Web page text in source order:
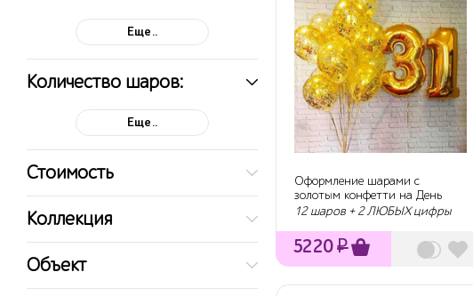
Еще..
Количество шаров:
Еще..
Стоимость
Коллекция
Объект
Оформление шарами с
золотым конфетти на День
рождения
12 шаров + 2 ЛЮБЫХ цифры
5220₽